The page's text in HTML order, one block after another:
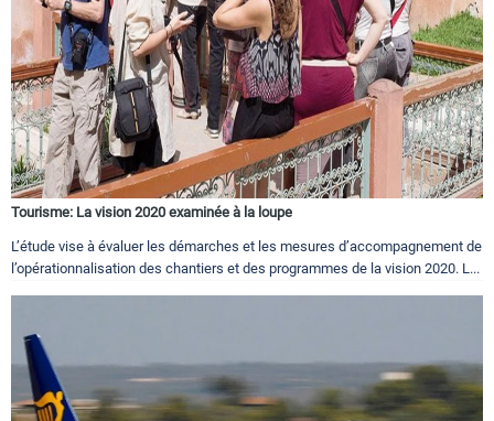
Tourisme: La vision 2020 examinée à la loupe
L’étude vise à évaluer les démarches et les mesures d’accompagnement de
l’opérationnalisation des chantiers et des programmes de la vision 2020. L...